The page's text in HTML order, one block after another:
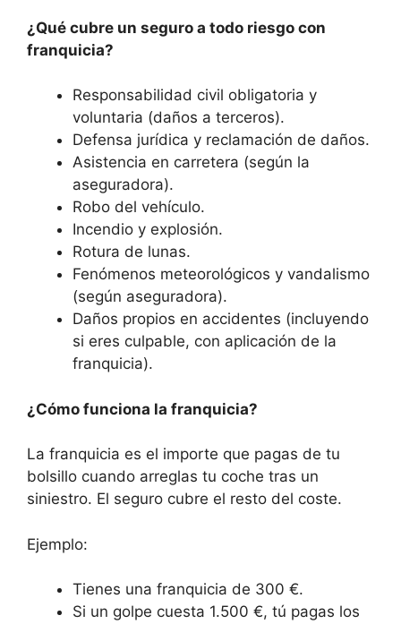
¿Qué cubre un seguro a todo riesgo con
franquicia?
Responsabilidad civil obligatoria y
voluntaria (daños a terceros).
Defensa jurídica y reclamación de daños.
Asistencia en carretera (según la
aseguradora).
Robo del vehículo.
Incendio y explosión.
Rotura de lunas.
Fenómenos meteorológicos y vandalismo
(según aseguradora).
Daños propios en accidentes (incluyendo
si eres culpable, con aplicación de la
franquicia).
¿Cómo funciona la franquicia?
La franquicia es el importe que pagas de tu
bolsillo cuando arreglas tu coche tras un
siniestro. El seguro cubre el resto del coste.
Ejemplo:
Tienes una franquicia de 300 €.
Si un golpe cuesta 1.500 €, tú pagas los